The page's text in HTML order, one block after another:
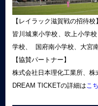
【レイラック滋賀戦の招待校】
皆川城東小学校、吹上小学
学校、 国府南小学校、大宮
【協賛パートナー】
株式会社日本理化工業所、株
DREAM TICKETの詳細はこ